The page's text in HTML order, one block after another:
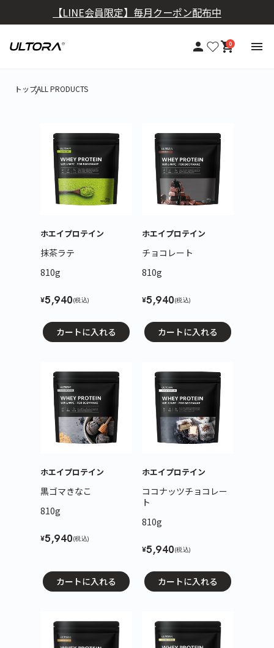
トップALL PRODUCTS
ホエイプロテイン
抹茶ラテ
810g
¥5,940(税込)
カートに入れる
ホエイプロテイン
チョコレート
810g
¥5,940(税込)
カートに入れる
ホエイプロテイン
黒ゴマきなこ
810g
¥5,940(税込)
カートに入れる
ホエイプロテイン
ココナッツチョコレー
ト
810g
¥5,940(税込)
カートに入れる
【定期おトク便】10％OFF+送料無料
0